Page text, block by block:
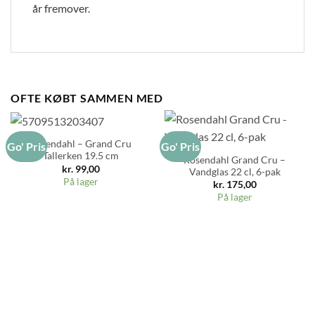
år fremover.
OFTE KØBT SAMMEN MED
Go' PrisRosendahl – Grand Cru
Tallerken 19.5 cm
kr.99,00
På lager
Go' Pris
Rosendahl Grand Cru –
Vandglas 22 cl, 6-pak
kr.175,00
På lager